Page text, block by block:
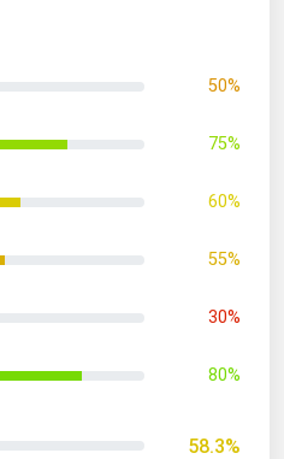
50%
75%
60%
55%
30%
80%
58.3%